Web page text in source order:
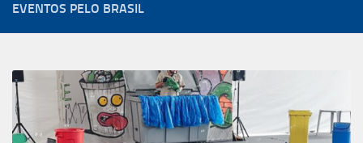
EVENTOS PELO BRASIL